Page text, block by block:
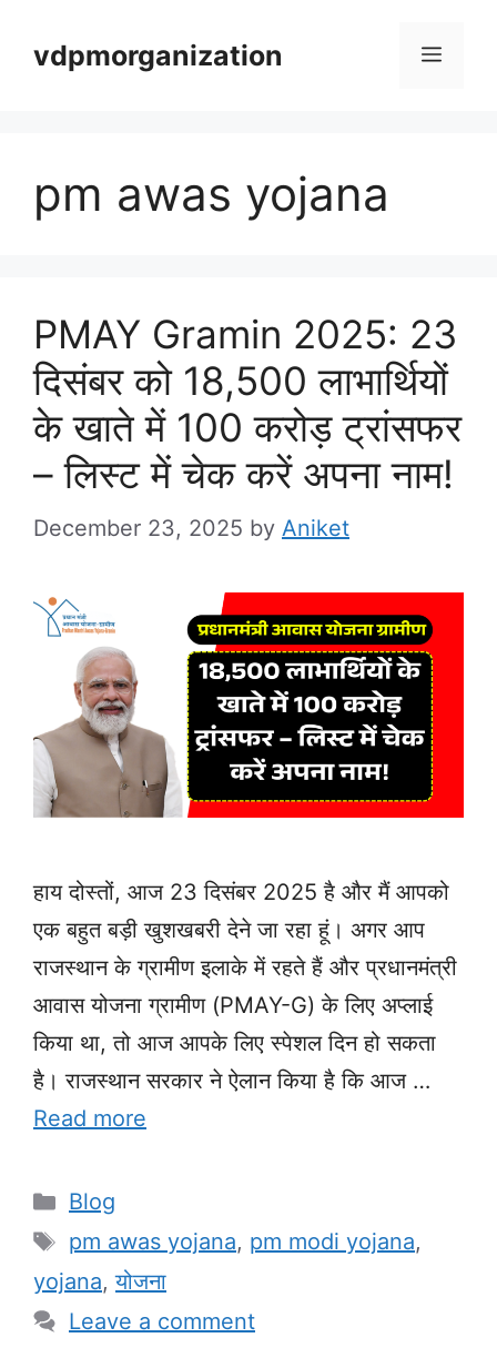
vdpmorganization Menu
pm awas yojana
PMAY Gramin 2025: 23
दिसंबर को 18,500 लाभार्थियों
के खाते में 100 करोड़ ट्रांसफर
– लिस्ट में चेक करें अपना नाम!
December 23, 2025 by Aniket
हाय दोस्तों, आज 23 दिसंबर 2025 है और मैं आपको
एक बहुत बड़ी खुशखबरी देने जा रहा हूं। अगर आप
राजस्थान के ग्रामीण इलाके में रहते हैं और प्रधानमंत्री
आवास योजना ग्रामीण (PMAY-G) के लिए अप्लाई
किया था, तो आज आपके लिए स्पेशल दिन हो सकता
है। राजस्थान सरकार ने ऐलान किया है कि आज …
Read more
Categories
Blog
Tags
pm awas yojana, pm modi yojana,
yojana,योजना
Leave a comment